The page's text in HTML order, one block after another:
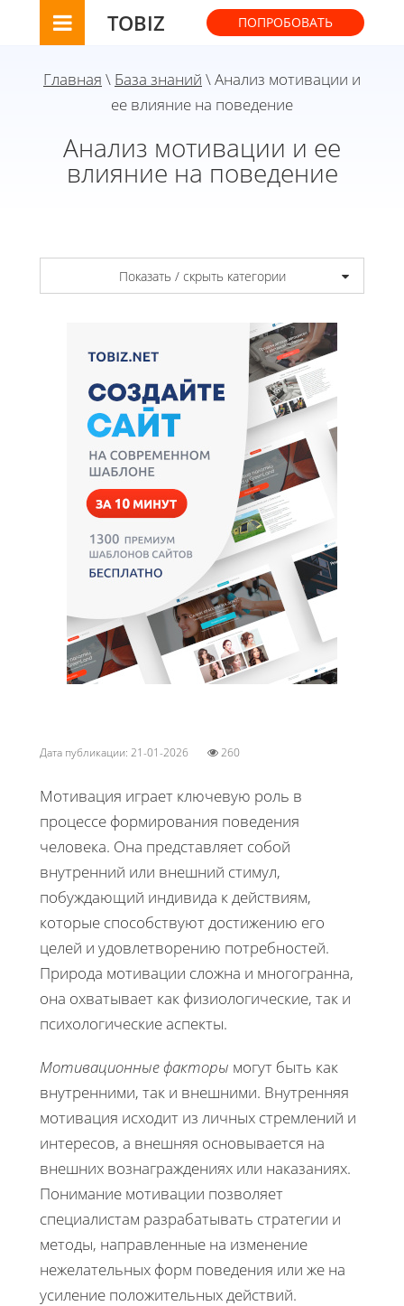
TOBIZ ПОПРОБОВАТЬ
Главная \ База знаний \ Анализ мотивации и
ее влияние на поведение
Анализ мотивации и ее
влияние на поведение
Показать / скрыть категории
Дата публикации: 21-01-2026 260
Мотивация играет ключевую роль в
процессе формирования поведения
человека. Она представляет собой
внутренний или внешний стимул,
побуждающий индивида к действиям,
которые способствуют достижению его
целей и удовлетворению потребностей.
Природа мотивации сложна и многогранна,
она охватывает как физиологические, так и
психологические аспекты.
Мотивационные факторы могут быть как
внутренними, так и внешними. Внутренняя
мотивация исходит из личных стремлений и
интересов, а внешняя основывается на
внешних вознаграждениях или наказаниях.
Понимание мотивации позволяет
специалистам разрабатывать стратегии и
методы, направленные на изменение
нежелательных форм поведения или же на
усиление положительных действий.